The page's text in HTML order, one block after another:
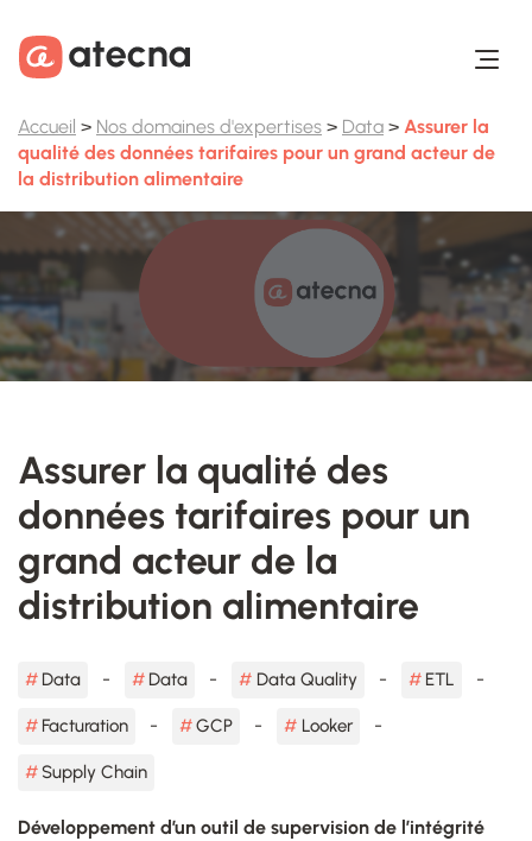
Accueil > Nos domaines d'expertises > Data > Assurer la
qualité des données tarifaires pour un grand acteur de
la distribution alimentaire
Assurer la qualité des
données tarifaires pour un
grand acteur de la
distribution alimentaire
Data Data Data Quality ETL
Facturation GCP Looker
Supply Chain
Développement d’un outil de supervision de l’intégrité